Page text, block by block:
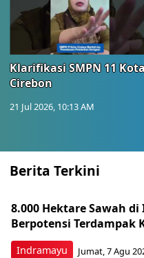
Klarifikasi SMPN 11
Cirebon
21 Jul 2026, 10:13 AM
Berita Terkini
Indramayu
8.000 Hektare Sawah
Berpotensi Terdampak
Jumat, 7 Agu